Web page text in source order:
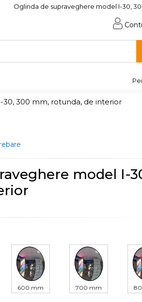
Oglinda de supraveghere model I-30,
300 mm, rotunda, de interior
model I-
600 mm 700 mm